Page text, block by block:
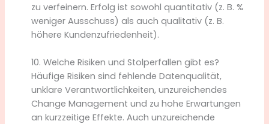
zu verfeinern. Erfolg ist sowohl quantitativ (z. B. %
weniger Ausschuss) als auch qualitativ (z. B.
höhere Kundenzufriedenheit).
10. Welche Risiken und Stolperfallen gibt es?
Häufige Risiken sind fehlende Datenqualität,
unklare Verantwortlichkeiten, unzureichendes
Change Management und zu hohe Erwartungen
an kurzzeitige Effekte. Auch unzureichende